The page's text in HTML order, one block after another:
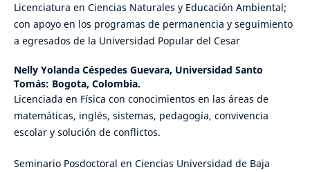
Licenciatura en Ciencias Naturales y Educación Ambiental;
con apoyo en los programas de permanencia y seguimiento
a egresados de la Universidad Popular del Cesar
Nelly Yolanda Céspedes Guevara, Universidad Santo
Tomás: Bogota, Colombia.
Licenciada en Física con conocimientos en las áreas de
matemáticas, inglés, sistemas, pedagogía, convivencia
escolar y solución de conflictos.
Seminario Posdoctoral en Ciencias Universidad de Baja